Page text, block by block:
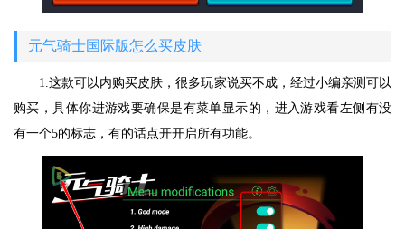
元气骑士国际版怎么买皮肤
1.这款可以内购买皮肤，很多玩家说买不成，经过小编亲测可以
购买，具体你进游戏要确保是有菜单显示的，进入游戏看左侧有没
有一个5的标志，有的话点开开启所有功能。